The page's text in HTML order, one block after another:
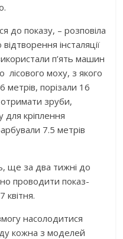
до показу, – розповіла
інсталяції
п’ять машин
лісового моху, з якого
порізали 16
отримати зруби,
для кріплення
7.5 метрів
ще за два тижні до
проводити показ-
квітня.
насолодитися
кожна з моделей